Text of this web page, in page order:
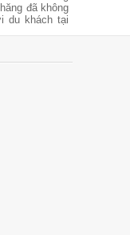
đã không
du khách tại